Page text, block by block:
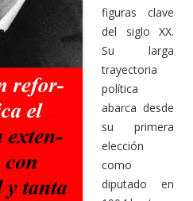
figuras clave
del siglo XX.
Su larga
trayectoria
política
abarca desde
su primera
elección
como
diputado en